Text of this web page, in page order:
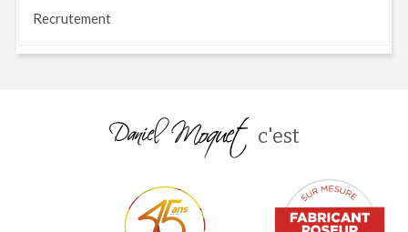
Recrutement
c'est